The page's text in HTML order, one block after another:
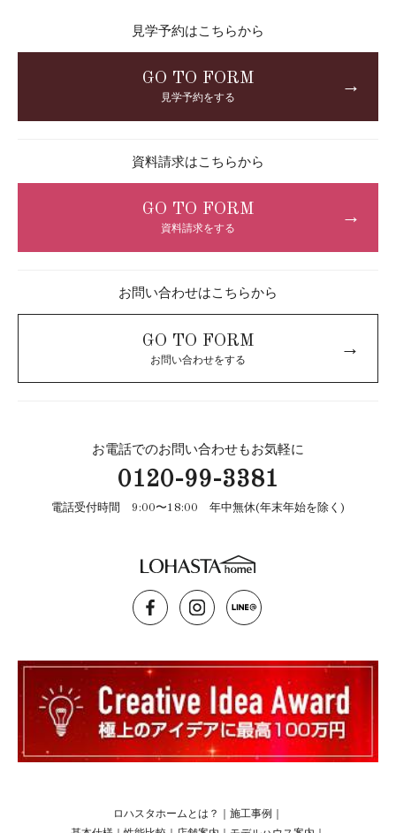
見学予約はこちらから
GO TO FORM
見学予約をする
→
資料請求はこちらから
GO TO FORM
資料請求をする
→
お問い合わせはこちらから
GO TO FORM
お問い合わせをする
→
お電話でのお問い合わせもお気軽に
0120-99-3381
電話受付時間 9:00〜18:00 年中無休(年末年始を除く)
ロハスタホームとは？ 施工事例